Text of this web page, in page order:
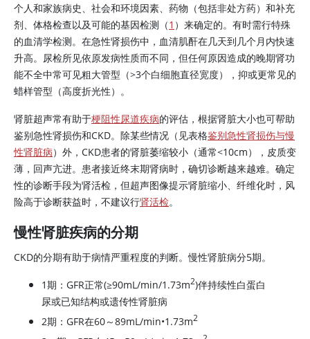
个人和家族病史、社会和环境因素、药物（包括非处方药）和补充
剂、体格检查以及可能的基因检测（1 ）来确定的。有时需行特殊
的血清学检测。在急性肾损伤中，血清肌酐在几天到几个月内快速
升高。尿检所见依原发病性质而不同，但任何原因造成的晚期肾功
能不全中常可见粗大管型（>3个白细胞直径宽度），抑或更常见的
蜡样管型（高度折光性）。
肾脏超声常有助于梗阻性尿道疾病的评估，根据肾脏大小也可帮助
鉴别急性肾损伤和CKD。除某些情况（见表格鉴别急性肾损伤与慢
性肾脏病）外，CKD患者的肾脏萎缩较小（通常<10cm），皮质变
薄，回声亢进。患者接近终末期肾病时，确切诊断越来越难。确定
性的诊断手段为肾活检，但超声图像提示肾脏缩小、纤维化时，风
险高于诊断获益时，不建议行肾活检。
慢性肾脏疾病的分期
CKD的分期有助于病情严重程度的判断。慢性肾脏病分5期。
1期：GFR正常(≥90mL/min/1.73m2)伴持续性白蛋白
尿或已知结构或遗传性肾脏病
2期：GFR在60～89mL/min•1.73m2